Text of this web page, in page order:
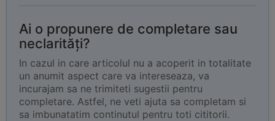
Ai o propunere de completare sau
neclarități?
In cazul in care articolul nu a acoperit in totalitate
un anumit aspect care va intereseaza, va
incurajam sa ne trimiteti sugestii pentru
completare. Astfel, ne veti ajuta sa completam si
sa imbunatatim continutul pentru toti cititorii.